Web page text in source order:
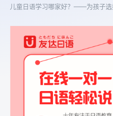
儿童日语学习哪家好？——为孩子选